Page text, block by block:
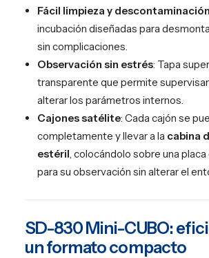
Fácil limpieza y descontaminación
incubación diseñadas para
sin complicaciones.
Observación sin estrés: Tapa
transparente que permite
alterar los parámetros internos.
Cajones satélite: Cada cajón se
completamente y llevar a la cabina
estéril, colocándolo sobre una
para su observación sin alterar el
SD-830 Mini-CUBO:
un formato compacto